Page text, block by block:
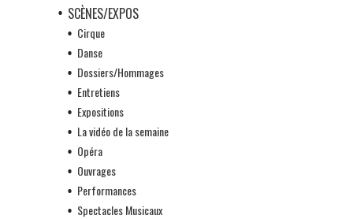
SCÈNES/EXPOS
Cirque
Danse
Dossiers/Hommages
Entretiens
Expositions
La vidéo de la semaine
Opéra
Ouvrages
Performances
Spectacles Musicaux